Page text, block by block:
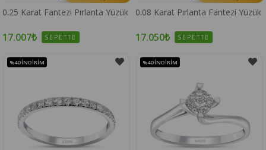
0.25 Karat Fantezi Pırlanta Yüzük
17.007₺ SEPETTE
0.08 Karat Pırlanta Fantezi Yüzük
17.050₺ SEPETTE
%40İNDIRIM %40İNDIRIM